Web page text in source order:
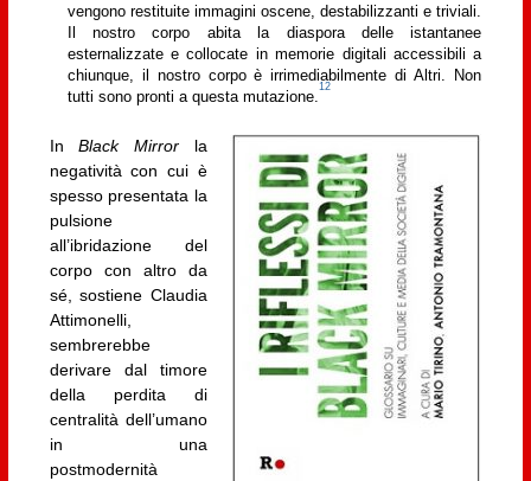
vengono restituite immagini oscene, destabilizzanti e triviali.
Il nostro corpo abita la diaspora delle istantanee
esternalizzate e collocate in memorie digitali accessibili a
chiunque, il nostro corpo è irrimediabilmente di Altri. Non
tutti sono pronti a questa mutazione.
12
InBlack Mirror la
negatività con cui è
spesso presentata la
pulsione
all’ibridazione del
corpo con altro da
sé, sostiene Claudia
Attimonelli,
sembrerebbe
derivare dal timore
della perdita di
centralità dell’umano
in una
postmodernità